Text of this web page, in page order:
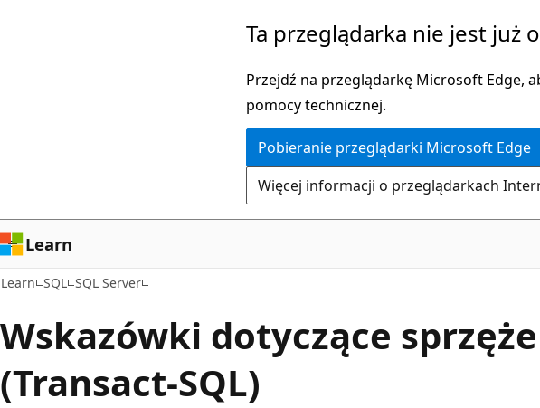
Ta przeglądarka nie jest już
Przejdź na przeglądarkę Microsoft Edge,
pomocy technicznej.
Pobieranie przeglądarki Microsoft Edge
Więcej informacji o przeglądarkach
Learn
Learn SQL SQL Server
Wskazówki dotyczące
(Transact-SQL)